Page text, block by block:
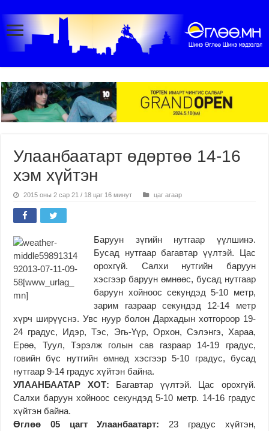
Улаанбаатарт өдөртөө 14-16
хэм хүйтэн
2015 оны 2 сар 21 / 18 цаг 16 минут цаг агаар
Баруун зүгийн нутгаар үүлшинэ.
Бусад нутгаар багавтар үүлтэй. Цас
орохгүй. Салхи нутгийн баруун
хэсгээр баруун өмнөөс, бусад нутгаар
баруун хойноос секундэд 5-10 метр,
зарим газраар секундэд 12-14 метр
хүрч ширүүснэ. Увс нуур болон Дархадын хотгороор 19-
24 градус, Идэр, Тэс, Эгь-Үүр, Орхон, Сэлэнгэ, Хараа,
Ерөө, Туул, Тэрэлж голын сав газраар 14-19 градус,
говийн бүс нутгийн өмнөд хэсгээр 5-10 градус, бусад
нутгаар 9-14 градус хүйтэн байна.
УЛААНБААТАР ХОТ: Багавтар үүлтэй. Цас орохгүй.
Салхи баруун хойноос секундэд 5-10 метр. 14-16 градус
хүйтэн байна.
Өглөө 05 цагт Улаанбаатарт: 23 градус хүйтэн,